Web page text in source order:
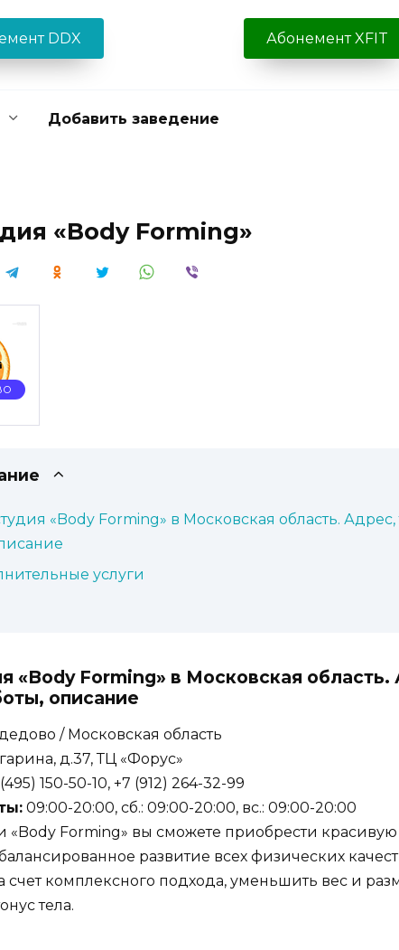
DDX Абонемент XFIT
Добавить заведение
«Body Forming»
«Body Forming» в Московская область.
услуги
«Body Forming» в Московская
описание
/ Московская область
д.37, ТЦ «Форус»
150-50-10, +7 (912) 264-32-99
09:00-20:00, сб.: 09:00-20:00, вс.: 09:00-20:00
«Body Forming» вы сможете приобрести
развитие всех физических
счет комплексного подхода, уменьшить вес и
тела.